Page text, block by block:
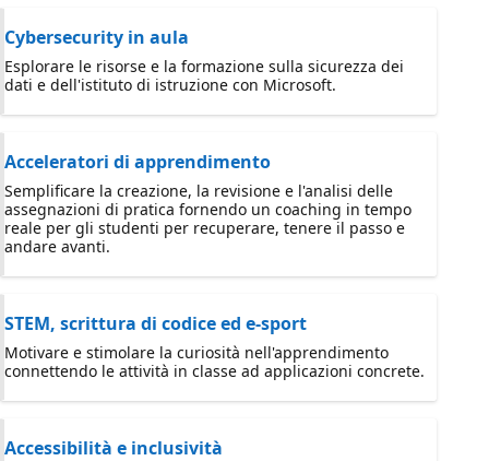
Cybersecurity in aula
Esplorare le risorse e la formazione sulla sicurezza dei
dati e dell'istituto di istruzione con Microsoft.
Acceleratori di apprendimento
Semplificare la creazione, la revisione e l'analisi delle
assegnazioni di pratica fornendo un coaching in tempo
reale per gli studenti per recuperare, tenere il passo e
andare avanti.
STEM, scrittura di codice ed e-sport
Motivare e stimolare la curiosità nell'apprendimento
connettendo le attività in classe ad applicazioni concrete.
Accessibilità e inclusività